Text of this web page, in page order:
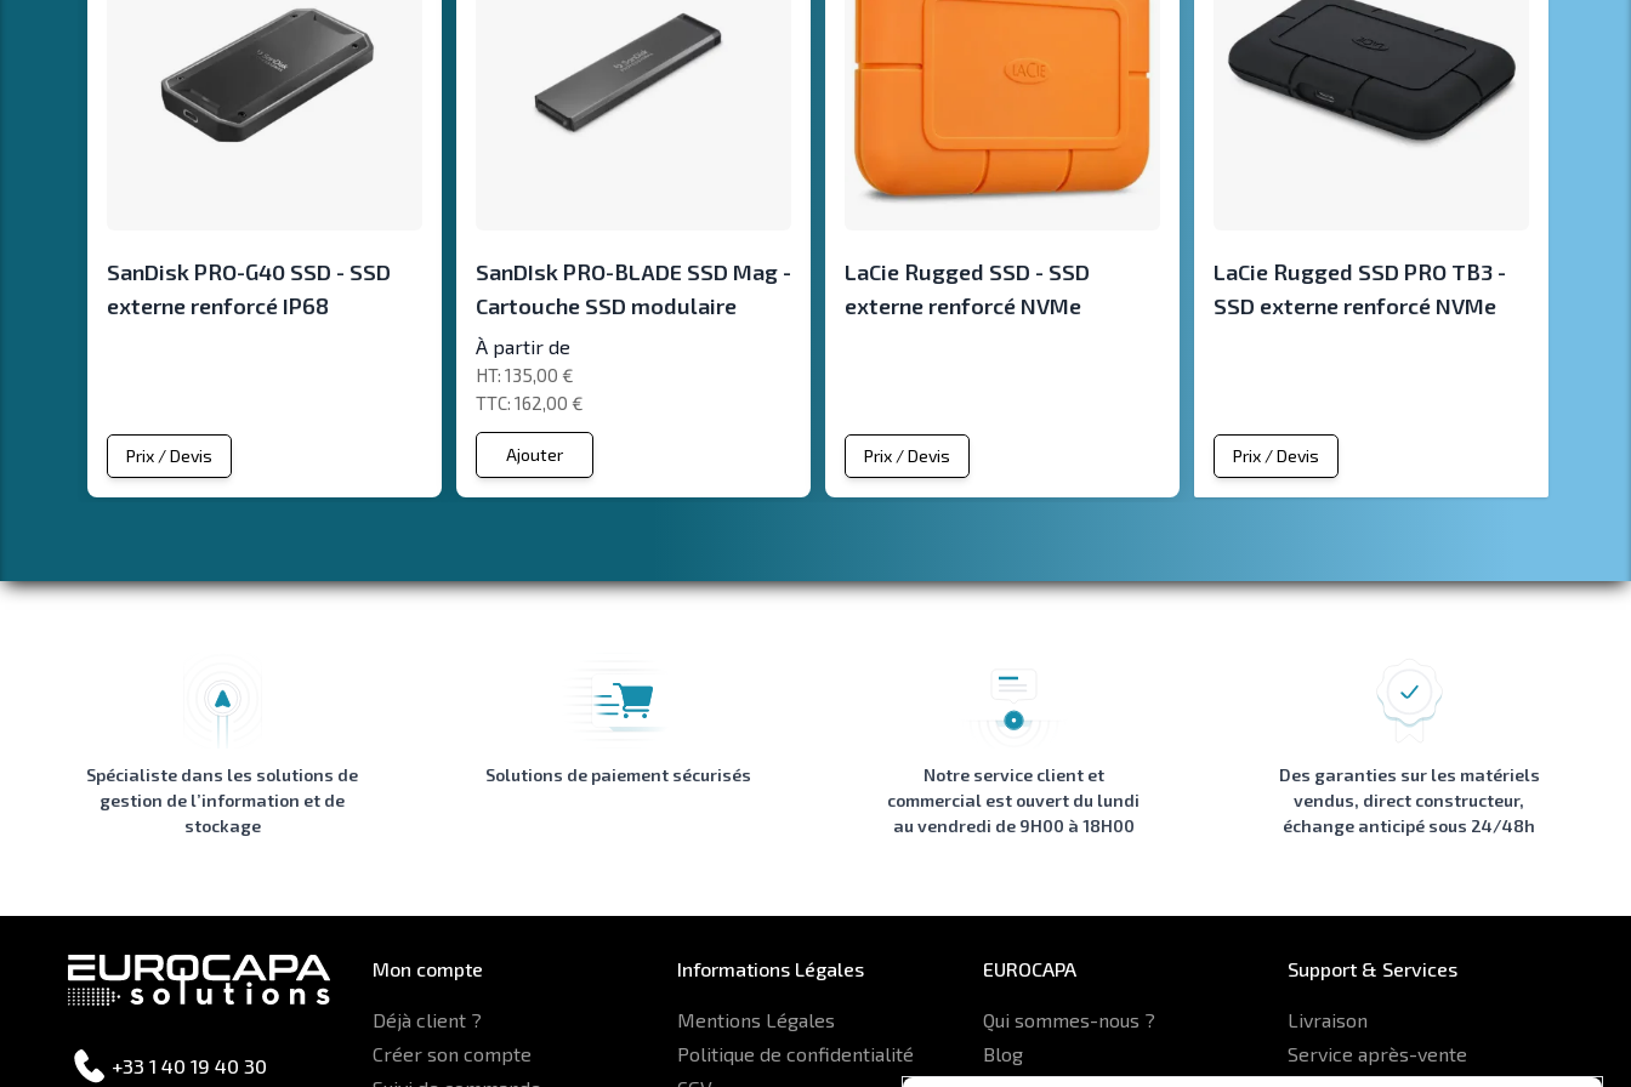
SanDisk PRO-G40 SSD - SSD
externe renforcé IP68
Prix / Devis
SanDIsk PRO-BLADE SSD Mag -
Cartouche SSD modulaire
À partir de
162,00 €
135,00 €
Ajouter
LaCie Rugged SSD - SSD
externe renforcé NVMe
Prix / Devis
LaCie Rugged SSD PRO TB3 -
SSD externe renforcé NVMe
Prix / Devis
Spécialiste dans les solutions de
gestion de l’information et de
stockage
Solutions de paiement sécurisés
Notre service client et
commercial est ouvert du lundi
au vendredi de 9H00 à 18H00
Des garanties sur les matériels
vendus, direct constructeur,
échange anticipé sous 24/48h
+33 1 40 19 40 30
Mon compte
Déjà client ?
Créer son compte
Informations Légales
Mentions Légales
Politique de confidentialité
EUROCAPA
Qui sommes-nous ?
Blog
Support & Services
Livraison
Service après-vente